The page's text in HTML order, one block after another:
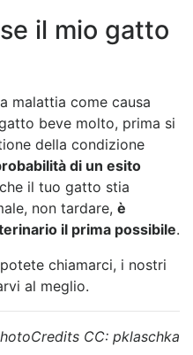
il mio gatto
malattia come causa
beve molto, prima si
della condizione
di un esito
il tuo gatto stia
non tardare, è
il prima possibile.
chiamarci, i nostri
al meglio.
CC: pklaschka